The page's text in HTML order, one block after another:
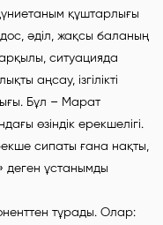
құштарлығы
әділ, жақсы баланың
ситуацияда
аңсау, ізгілікті
Бұл – Марат
өзіндік ерекшелігі.
сипаты ғана нақты,
деген ұстанымды
тұрады. Олар: